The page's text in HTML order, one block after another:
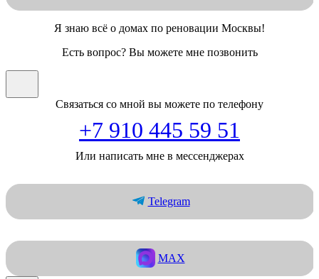
Я знаю всё о домах по реновации Москвы!
Есть вопрос? Вы можете мне позвонить
Связаться со мной вы можете по телефону
+7 910 445 59 51
Или написать мне в мессенджерах
Telegram
MAX